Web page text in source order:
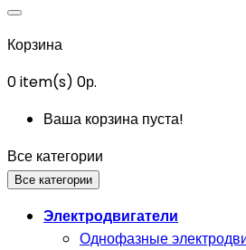
Корзина
0item(s) 0р.
Ваша корзина пуста!
Все категории
Все категории
Электродвигатели
Однофазные